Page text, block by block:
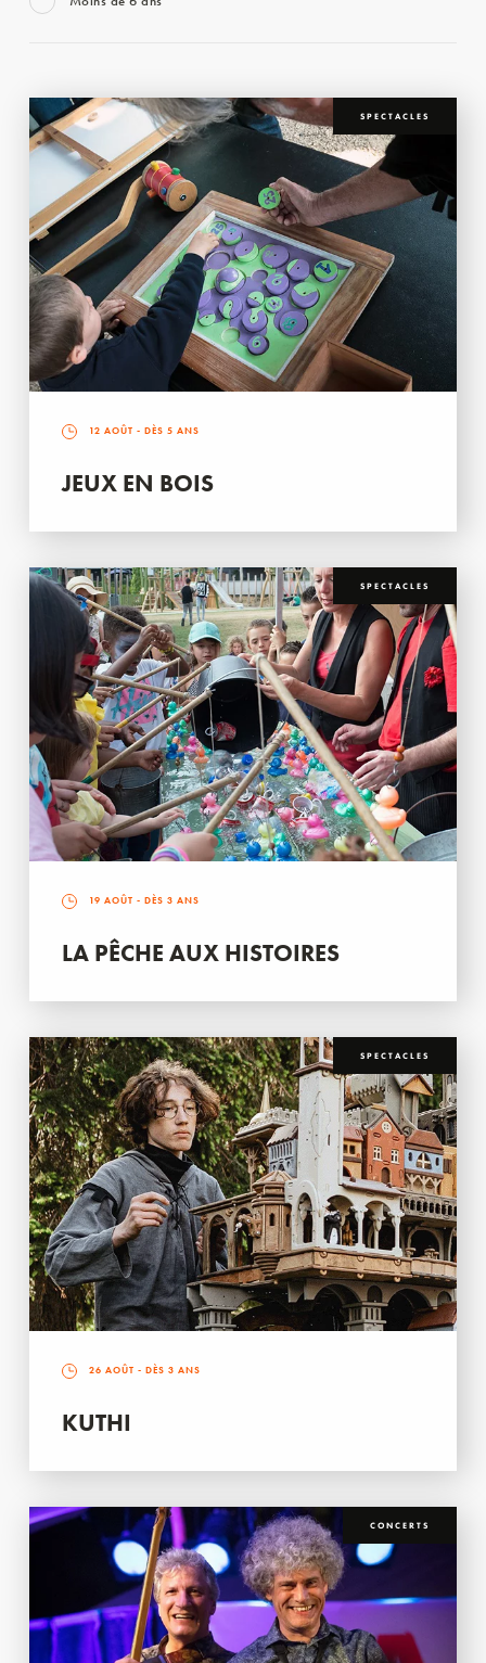
SPECTACLES
12 AOÛT - DÈS 5 ANS
JEUX EN BOIS
SPECTACLES
19 AOÛT - DÈS 3 ANS
LA PÊCHE AUX HISTOIRES
SPECTACLES
26 AOÛT - DÈS 3 ANS
KUTHI
CONCERTS